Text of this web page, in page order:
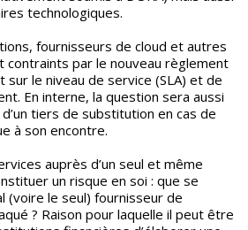
technologiques.
fournisseurs de cloud et autres
contraints par le nouveau règlement
le niveau de service (SLA) et de
En interne, la question sera aussi
tiers de substitution en cas de
à son encontre.
auprès d’un seul et même
un risque en soi : que se
(voire le seul) fournisseur de
? Raison pour laquelle il peut être